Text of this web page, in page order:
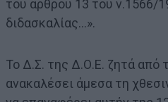
του άρθρου 13 του ν.1566/
διδασκαλίας…».
Το Δ.Σ. της Δ.Ο.Ε. ζητά από
ανακαλέσει άμεσα τη